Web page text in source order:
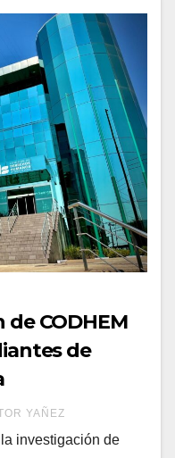
CODHEM
de
YAÑEZ
investigación de